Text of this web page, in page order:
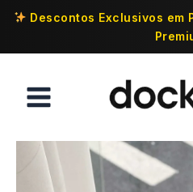
Descontos Exclusivos em